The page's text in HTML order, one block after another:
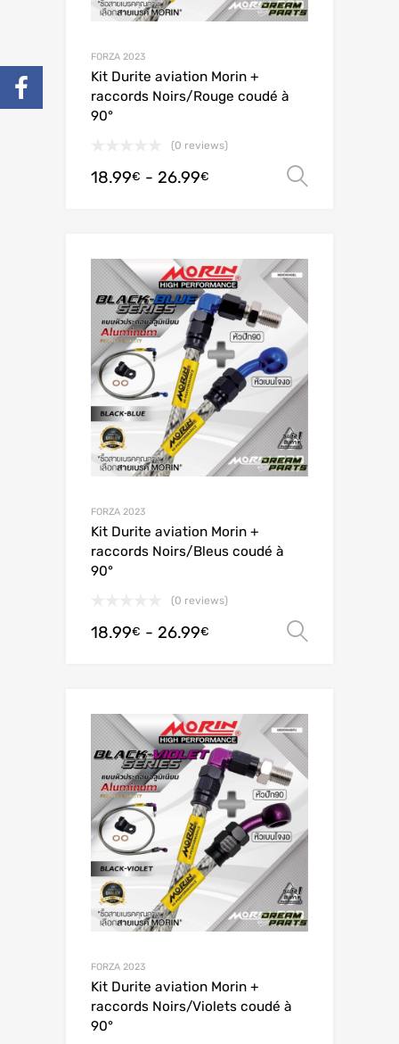
FORZA 2023
Kit Durite aviation Morin +
raccords Noirs/Rouge coudé à
90°
(0 reviews)
18.99€ - 26.99€
FORZA 2023
Kit Durite aviation Morin +
raccords Noirs/Bleus coudé à
90°
(0 reviews)
18.99€ - 26.99€
FORZA 2023
Kit Durite aviation Morin +
raccords Noirs/Violets coudé à
90°